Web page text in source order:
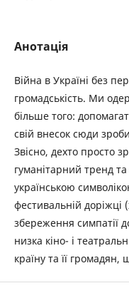
Анотація
Війна в Україні без
громадськість. Ми
більше того:
свій внесок сюди
Звісно, дехто просто
гуманітарний тренд
українською
фестивальній доріжці
збереження симпатії
низка кіно- і
країну та її